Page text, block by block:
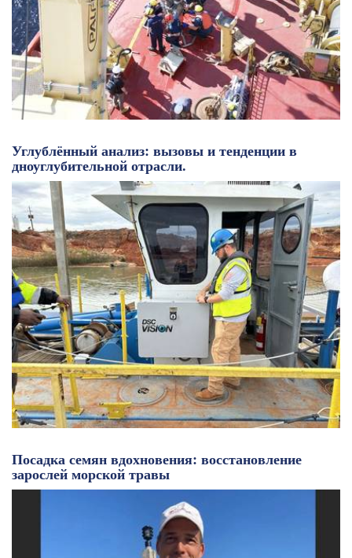
Углублённый анализ: вызовы и тенденции в
дноуглубительной отрасли.
Посадка семян вдохновения: восстановление
зарослей морской травы